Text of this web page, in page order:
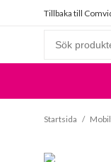
Tillbaka till
Startsida /